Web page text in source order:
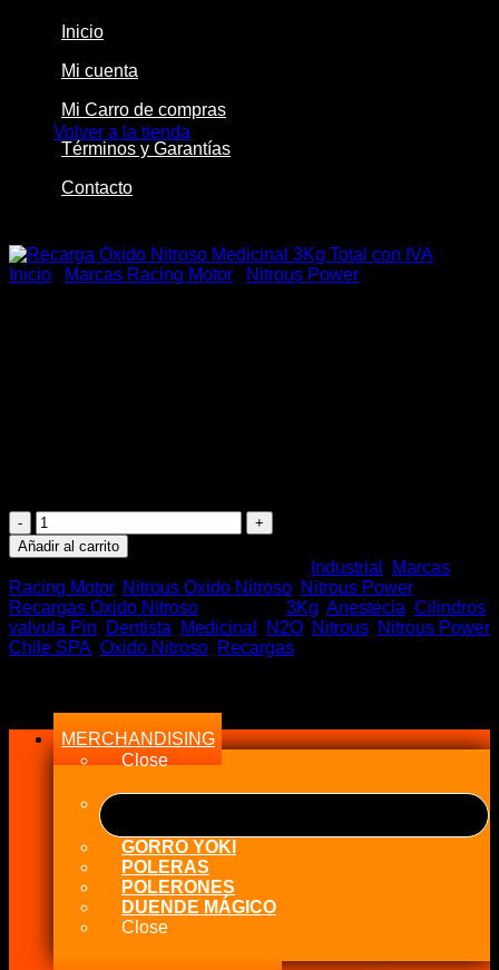
Volver a la tienda
Inicio
Mi cuenta
Mi Carro de compras
Términos y Garantías
Contacto
Inicio Marcas Racing Motor Nitrous Power
era:
$159.990.
Recarga
Oxido
Nitroso
Medicinal
3Kg
Total
con
IVA
Añadir al carrito
Industrial
Marcas
Racing Motor, Nitrous Oxido Nitroso Nitrous Power,
Recargas Oxido Nitroso
3Kg Anestecia Cilindros
valvula Pin
Dentista Medicinal N2O Nitrous Nitrous Power
Chile SPA Oxido Nitroso Recargas
MERCHANDISING
Close
GORRO YOKI
POLERAS
POLERONES
DUENDE MÁGICO
Close